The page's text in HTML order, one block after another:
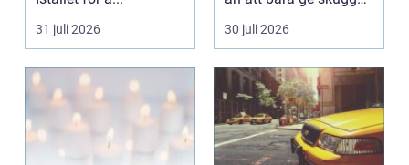
31 juli 2026
Det påverkar hur länge
gäs...
30 juli 2026